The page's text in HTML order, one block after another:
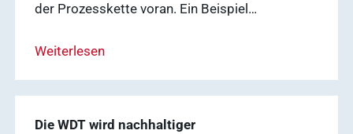
Ergebnisse
anzeigen
Marktplatz
der Prozesskette voran. Ein Beispiel…
Weiterlesen
Die WDT wird nachhaltiger